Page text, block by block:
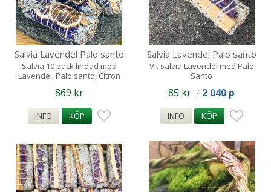
Salvia Lavendel Palo santo
Citron Florida Water 10
Salvia 10 pack lindad med
Lavendel, Palo santo, Citron
869 kr
INFO KÖP
Salvia Lavendel Palo santo
1st / 10-12cm ca 25g
Vit salvia Lavendel med Palo
Santo
85 kr / 2 040 p
INFO KÖP